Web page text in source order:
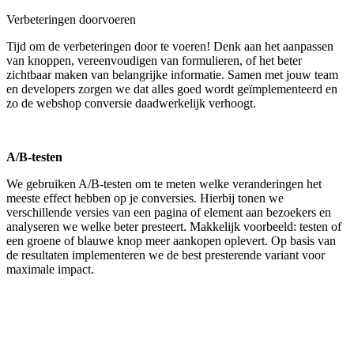
Verbeteringen doorvoeren
Tijd om de verbeteringen door te voeren! Denk aan het aanpassen
van knoppen, vereenvoudigen van formulieren, of het beter
zichtbaar maken van belangrijke informatie. Samen met jouw team
en developers zorgen we dat alles goed wordt geïmplementeerd en
zo de webshop conversie daadwerkelijk verhoogt.
A/B-testen
We gebruiken A/B-testen om te meten welke veranderingen het
meeste effect hebben op je conversies. Hierbij tonen we
verschillende versies van een pagina of element aan bezoekers en
analyseren we welke beter presteert. Makkelijk voorbeeld: testen of
een groene of blauwe knop meer aankopen oplevert. Op basis van
de resultaten implementeren we de best presterende variant voor
maximale impact.